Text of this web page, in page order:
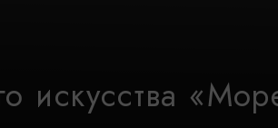
искусства